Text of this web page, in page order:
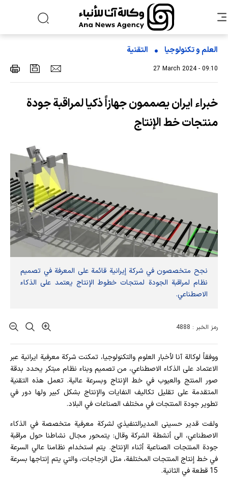
العلم و تکنولوجیا التقنیة
27 March 2024 - 09:10
خبراء ايران يصممون جهازاً ذكيا لمراقبة جودة
منتجات خط الإنتاج
نجح متخصصون في شركة إيرانية قائمة على المعرفة في تصميم
نظام لمراقبة الجودة لمنتجات خطوط الإنتاج يعتمد على الذكاء
الاصطناعي.
رمز الخبر : 4888
ووفقاً لوكالة آنا لأخبار العلوم والتكنولوجيا، تمكنت شركة معرفية ايرانية عبر
الاعتماد على الذكاء الاصطناعي، من تصميم وبناء نظام مبتكر يحدد بدقة
صور المنتج والعيوب في خط الإنتاج وبسرعة عالية. تعمل هذه التقنية
المتقدمة على تقليل تكاليف النفايات والإنتاج بشكل كبير ولها دور في
تطوير جودة المنتجات في مختلف الصناعات في البلاد.
ولفت قدیر حسینی المديرالتنفيذي لشركة معرفية متخصصة في الذكاء
الاصطناعي، الى أنشطة الشركة وقال: يتمحور مجال نشاطنا حول مراقبة
جودة المنتجات الصناعية أثناء الإنتاج. يتم استخدام نظامنا عالي السرعة
في خط إنتاج المنتجات المختلفة، مثل الزجاجات، والتي يتم إنتاجها بسرعة
15 قطعة في الثانية.